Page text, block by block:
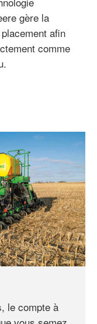
gère la
afin
comme
le compte à